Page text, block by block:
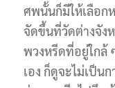
ศพนั้นก็มีให้เลือก
จัดขึ้นที่วัดต่างจัง
พวงหรีดที่อยู่ใกล้
เอง ก็ดูจะไม่เป็น